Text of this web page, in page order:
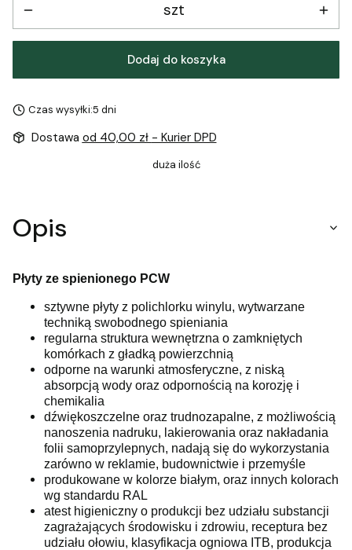
szt
Dodaj do koszyka
Czas wysyłki:5 dni
Dostawa od 40,00 zł - Kurier DPD
duża ilość
Opis
Płyty ze spienionego PCW
sztywne płyty z polichlorku winylu, wytwarzane
techniką swobodnego spieniania
regularna struktura wewnętrzna o zamkniętych
komórkach z gładką powierzchnią
odporne na warunki atmosferyczne, z niską
absorpcją wody oraz odpornością na korozję i
chemikalia
dźwiękoszczelne oraz trudnozapalne, z możliwością
nanoszenia nadruku, lakierowania oraz nakładania
folii samoprzylepnych, nadają się do wykorzystania
zarówno w reklamie, budownictwie i przemyśle
produkowane w kolorze białym, oraz innych kolorach
wg standardu RAL
atest higieniczny o produkcji bez udziału substancji
zagrażających środowisku i zdrowiu, receptura bez
udziału ołowiu, klasyfikacja ogniowa ITB, produkcja